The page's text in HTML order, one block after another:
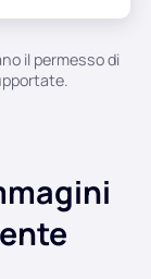
il permesso di